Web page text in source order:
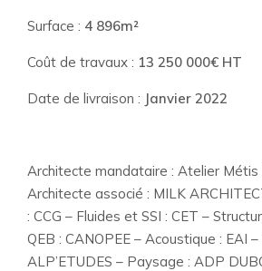
Surface : 4 896m²
Coût de travaux : 13 250 000€ HT
Date de livraison : Janvier 2022
Architecte mandataire : Atelier
Architecte associé : MILK
: CCG – Fluides et SSI : CET –
QEB : CANOPEE – Acoustique : EAI –
ALP’ETUDES – Paysage : ADP